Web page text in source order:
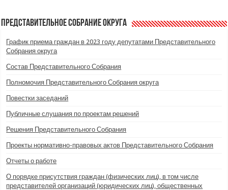
Представительное Собрание округа
График приема граждан в 2023 году депутатами Представительного
Собрания округа
Состав Представительного Собрания
Полномочия Представительного Собрания округа
Повестки заседаний
Публичные слушания по проектам решений
Решения Представительного Собрания
Проекты нормативно-правовых актов Представительного Собрания
Отчеты о работе
О порядке присутствия граждан (физических лиц), в том числе
представителей организаций (юридических лиц), общественных